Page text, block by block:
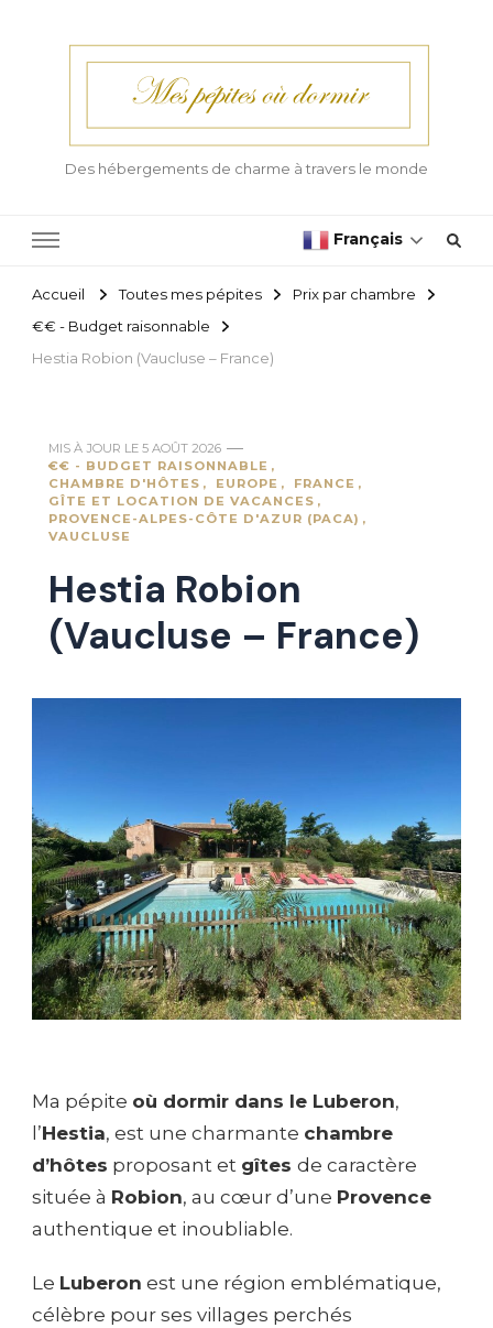
Des hébergements de charme à travers le monde
Français
Accueil Toutes mes pépites
Prix par chambre
€€ - Budget raisonnable
Hestia Robion (Vaucluse – France)
MIS À JOUR LE 5 AOÛT 2026
€€ - BUDGET RAISONNABLE
CHAMBRE D'HÔTES
EUROPE
FRANCE
GÎTE ET LOCATION DE VACANCES
PROVENCE-ALPES-CÔTE D'AZUR (PACA)
VAUCLUSE
Hestia Robion
(Vaucluse – France)
Ma pépite où dormir dans le Luberon,
l’Hestia, est une charmante chambre
d’hôtes proposant et gîtes de caractère
située à Robion, au cœur d’une Provence
authentique et inoubliable.
Le Luberon est une région emblématique,
célèbre pour ses villages perchés